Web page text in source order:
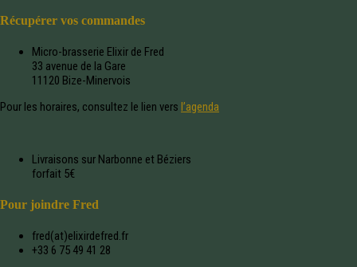
Récupérer vos commandes
Micro-brasserie Elixir de Fred
33 avenue de la Gare
11120 Bize-Minervois
Pour les horaires, consultez le lien vers l’agenda
Livraisons sur Narbonne et Béziers
forfait 5€
Pour joindre Fred
fred(at)elixirdefred.fr
+33 6 75 49 41 28